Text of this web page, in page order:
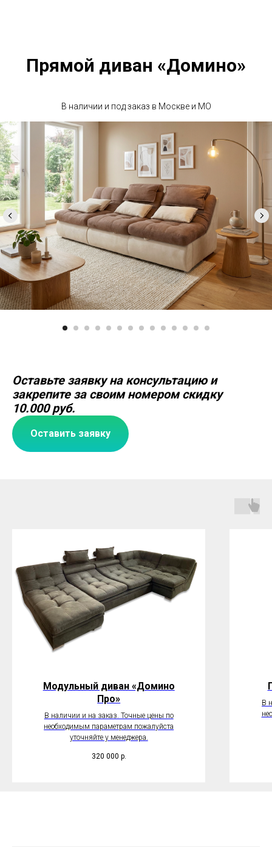
Прямой диван «Домино»
В наличии и под заказ в Москве и МО
Оставьте заявку на консультацию и
закрепите за своим номером скидку
10.000 руб.
Оставить заявку
Модульный диван «Домино
Про»
В наличии и на заказ. Точные цены по
необходимым параметрам пожалуйста
уточняйте у менеджера.
320 000 р.
В